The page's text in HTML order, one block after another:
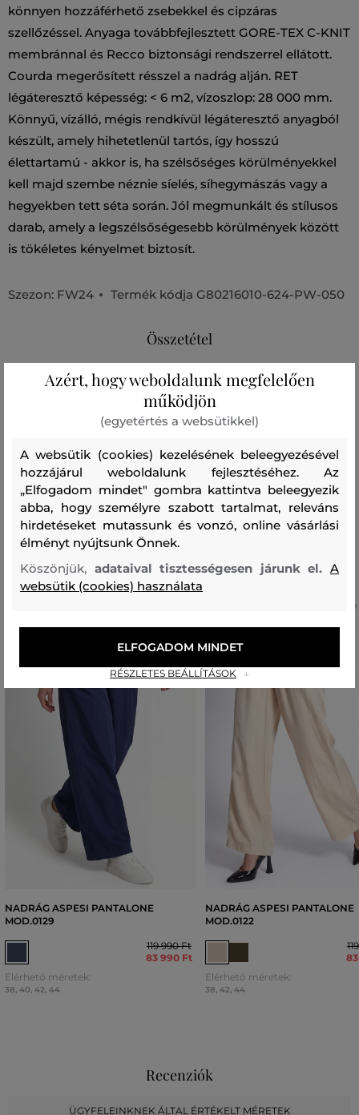
könnyen hozzáférhető zsebekkel és cipzáras
szellőzéssel. Anyaga továbbfejlesztett GORE-TEX C-KNIT
membránnal és Recco biztonsági rendszerrel ellátott.
Courda megerősített résszel a nadrág alján. RET
légáteresztő képesség: < 6 m2, vízoszlop: 28 000 mm.
Könnyű, vízálló, mégis rendkívül légáteresztő anyagból
készült, amely hihetetlenül tartós, így hosszú
élettartamú - akkor is, ha szélsőséges körülményekkel
kell majd szembe néznie síelés, síhegymászás vagy a
hegyekben tett séta során. Jól megmunkált és stílusos
darab, amely a legszélsőségesebb körülmények között
is tökéletes kényelmet biztosít.
Szezon: FW24 Termék kódja G80216010-624-PW-050
Összetétel
hátoldal
elülső rész
100 %
Ajánlott termékek
NADRÁG ASPESI PANTALONE
MOD.0129
119 990 Ft
83 990 Ft
Elérhető méretek:
38, 40, 42, 44
NADRÁG ASPESI PANTALONE
MOD.0122
Elérhető méretek:
38, 42, 44
Recenziók
ÜGYFELEINKNEK ÁLTAL ÉRTÉKELT MÉRETEK
Azért, hogy weboldalunk megfelelően
működjön
(egyetértés a websütikkel)
A websütik (cookies) kezelésének beleegyezésével
hozzájárul weboldalunk fejlesztéséhez. Az
„Elfogadom mindet" gombra kattintva beleegyezik
abba, hogy személyre szabott tartalmat, releváns
hirdetéseket mutassunk és vonzó, online vásárlási
élményt nyújtsunk Önnek.
Köszönjük, adataival tisztességesen járunk el.A
websütik (cookies) használata
RÉSZLETES BEÁLLÍTÁSOK
ELFOGADOM MINDET